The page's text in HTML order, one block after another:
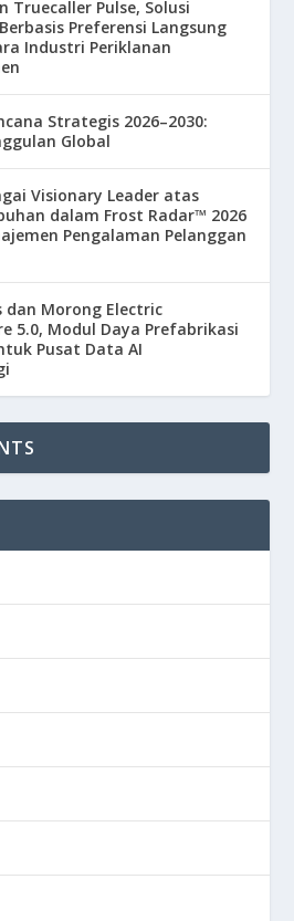
Truecaller Pulse, Solusi
Preferensi Langsung
Industri Periklanan
Strategis 2026–2030:
Global
Visionary Leader atas
dalam Frost Radar™ 2026
Pengalaman Pelanggan
dan Morong Electric
5.0, Modul Daya Prefabrikasi
Pusat Data AI